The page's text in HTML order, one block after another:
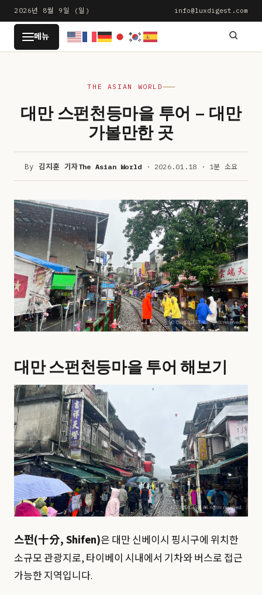
문
로
2026년 8월 9일 (일) info@luxdigest.com
LUXDIGEST
메뉴
THE ASIAN WORLD
대만 스펀천등마을 투어 – 대만
가볼만한 곳
By 김지훈 기자The Asian World · 2026.01.18 · 1분 소요
대만 스펀천등마을 투어 해보기
스펀(十分, Shifen)은 대만 신베이시 핑시구에 위치한
소규모 관광지로, 타이베이 시내에서 기차와 버스로 접근
가능한 지역입니다.